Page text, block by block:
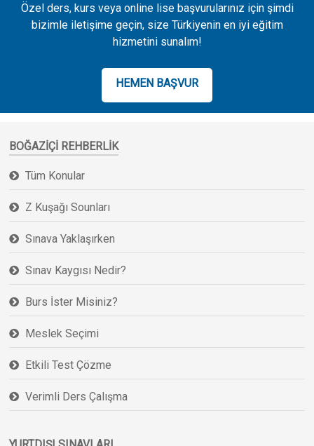
Özel ders, kurs veya online lise başvurularınız için şimdi
bizimle iletişime geçin, size Türkiyenin en iyi eğitim
hizmetini sunalım!
HEMEN BAŞVUR
BOĞAZIÇI REHBERLIK
Tüm Konular
Z Kuşağı Sounları
Sınava Yaklaşırken
Sınav Kaygısı Nedir?
Burs İster Misiniz?
Meslek Seçimi
Etkili Test Çözme
Verimli Ders Çalışma